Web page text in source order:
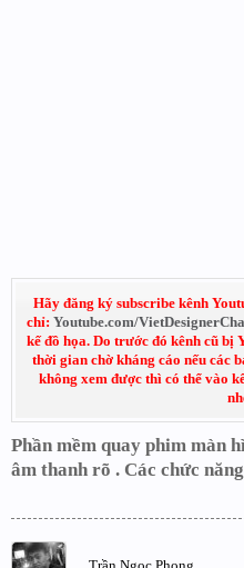
Hãy đăng ký subscribe kênh
chỉ: Youtube.com/
kế đồ họa. Do trước đó kênh cũ bị
thời gian chờ kháng cáo nếu các
không xem được thì có thể vào
Phần mềm quay phim màn
âm thanh rõ . Các chức